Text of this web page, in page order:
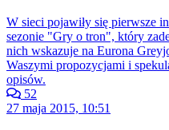
W sieci pojawiły się pierwsze
sezonie "Gry o tron", który
nich wskazuje na Eurona
Waszymi propozycjami i
opisów.
52
27 maja 2015, 10:51